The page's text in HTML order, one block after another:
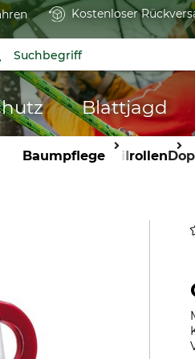
Kostenloser
Blattjagd
Baumpflege Seilrollen